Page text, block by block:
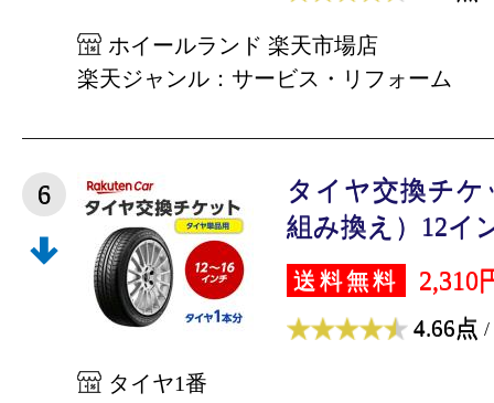
ホイールランド 楽天市場店
楽天ジャンル：サービス・リフォーム
6
タイヤ交換チ
組み換え）12イ
送料無料 2,310
4.66点 /
タイヤ1番